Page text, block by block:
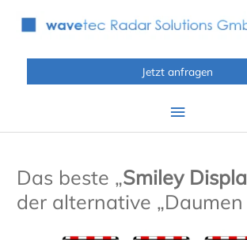
Jetzt anfragen
Das beste „Smiley
der alternative „Daumen